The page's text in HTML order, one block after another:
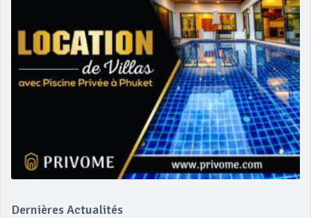
Dernières Actualités